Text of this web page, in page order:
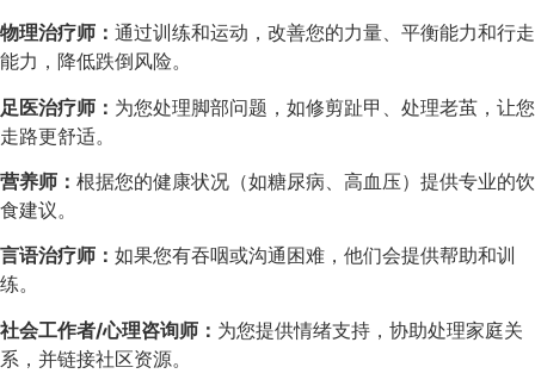
物理治疗师： 通过训练和运动，改善您的力量、平衡能力和行走
能力，降低跌倒风险。
足医治疗师： 为您处理脚部问题，如修剪趾甲、处理老茧，让您
走路更舒适。
营养师： 根据您的健康状况（如糖尿病、高血压）提供专业的饮
食建议。
言语治疗师： 如果您有吞咽或沟通困难，他们会提供帮助和训
练。
社会工作者/心理咨询师： 为您提供情绪支持，协助处理家庭关
系，并链接社区资源。